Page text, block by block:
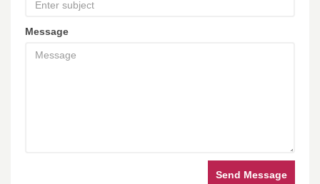
Message
Send Message